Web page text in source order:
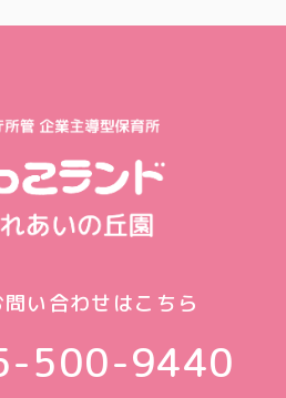
い合わせはこちら
500-9440